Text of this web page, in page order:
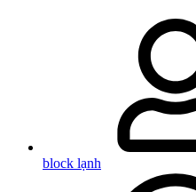
block lạnh